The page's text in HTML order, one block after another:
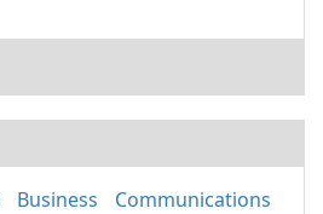
Business
Communications